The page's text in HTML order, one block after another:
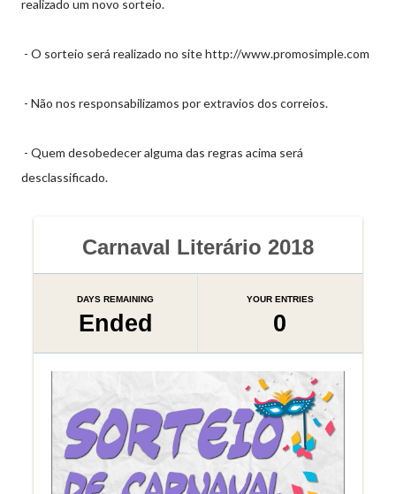
realizado um novo sorteio.
- O sorteio será realizado no site http://www.promosimple.com
- Não nos responsabilizamos por extravios dos correios.
- Quem desobedecer alguma das regras acima será
desclassificado.